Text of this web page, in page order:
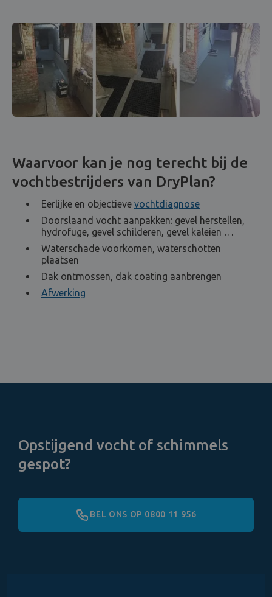
Waarvoor kan je nog terecht bij de
vochtbestrijders van DryPlan?
Eerlijke en objectieve vochtdiagnose
Doorslaand vocht aanpakken: gevel herstellen,
hydrofuge, gevel schilderen, gevel kaleien …
Waterschade voorkomen, waterschotten
plaatsen
Dak ontmossen, dak coating aanbrengen
Afwerking
Opstijgend vocht of schimmels
gespot?
BEL ONS OP 0800 11 956